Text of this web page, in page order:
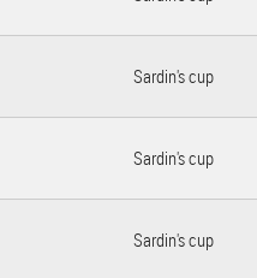
Sardin's cup
Sardin's cup
Sardin's cup